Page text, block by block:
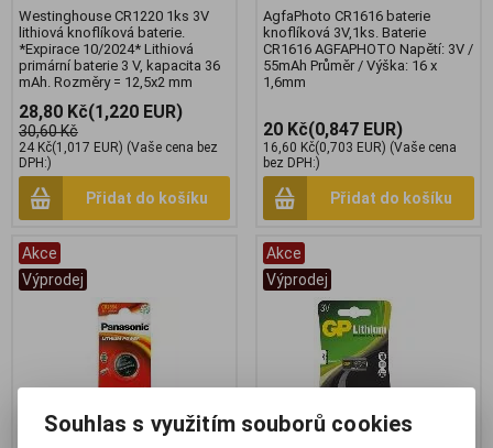
Westinghouse CR1220 1ks 3V
lithiová knoflíková baterie.
*Expirace 10/2024* Lithiová
primární baterie 3 V, kapacita 36
mAh. Rozměry = 12,5x2 mm
28,80 Kč(1,220 EUR)
30,60 Kč
24 Kč(1,017 EUR) (Vaše cena bez
DPH:)
Přidat do košíku
AgfaPhoto CR1616 baterie
knoflíková 3V,1ks. Baterie
CR1616 AGFAPHOTO Napětí: 3V /
55mAh Průměr / Výška: 16 x
1,6mm
20 Kč(0,847 EUR)
16,60 Kč(0,703 EUR) (Vaše cena
bez DPH:)
Přidat do košíku
Akce
Výprodej
Akce
Výprodej
Souhlas s využitím souborů cookies